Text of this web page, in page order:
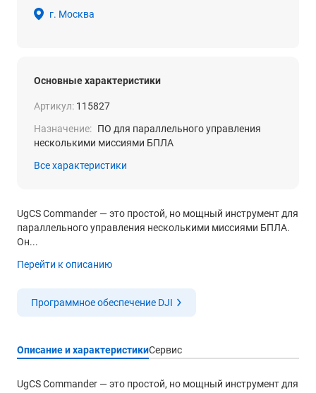
г. Москва
Основные характеристики
Артикул: 115827
Назначение: ПО для параллельного управления
несколькими миссиями БПЛА
Все характеристики
UgCS Commander — это простой, но мощный инструмент для
параллельного управления несколькими миссиями БПЛА.
Он...
Перейти к описанию
Программное обеспечение DJI
Описание и характеристикиСервис
UgCS Commander — это простой, но мощный инструмент для